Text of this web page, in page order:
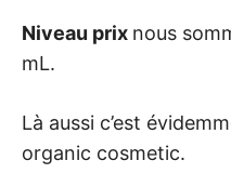
Niveau prix nous
mL.
Là aussi c’est
organic cosmetic.